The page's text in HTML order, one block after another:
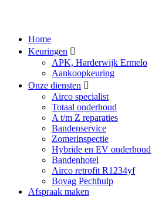
Home
Keuringen
APK, Harderwijk Ermelo
Aankoopkeuring
Onze diensten
Airco specialist
Totaal onderhoud
A t/m Z reparaties
Bandenservice
Zomerinspectie
Hybride en EV onderhoud
Bandenhotel
Airco retrofit R1234yf
Bovag Pechhulp
Afspraak maken